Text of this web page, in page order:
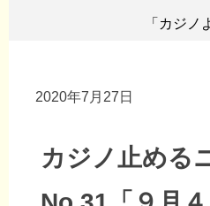
「カジノ
2020年7月27日
カジノ止める